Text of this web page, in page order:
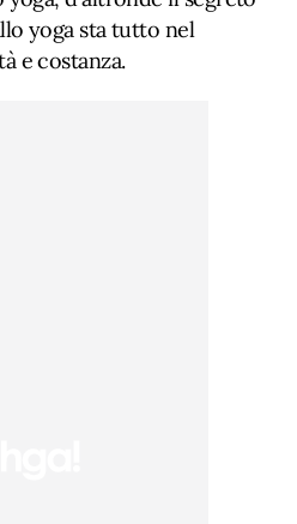
yoga sta tutto nel
e costanza.